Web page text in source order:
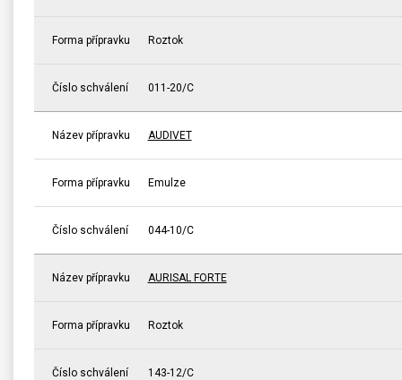
Forma přípravku Roztok
Číslo schválení 011-20/C
Název přípravku AUDIVET
Forma přípravku Emulze
Číslo schválení 044-10/C
Název přípravku AURISAL FORTE
Forma přípravku Roztok
Číslo schválení 143-12/C